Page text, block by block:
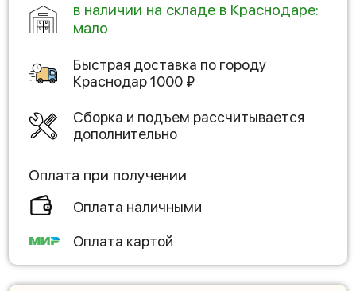
в наличии на складе в Краснодаре:
мало
Быстрая доставка по городу
Краснодар1000 ₽
Сборка и подъем рассчитывается
дополнительно
Оплата при получении
Оплата наличными
Оплата картой